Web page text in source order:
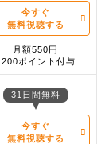
今すぐ
無料視聴する
月額550円
ポイント付与
31日間無料
今すぐ
無料視聴する